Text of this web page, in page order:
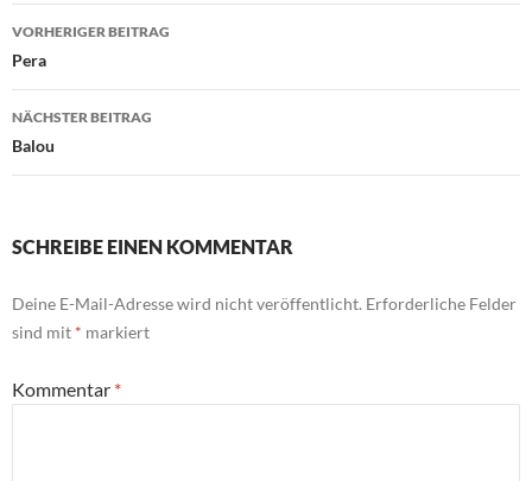
Beitragsnavigation
VORHERIGER BEITRAG
Pera
NÄCHSTER BEITRAG
Balou
SCHREIBE EINEN KOMMENTAR
Deine E-Mail-Adresse wird nicht veröffentlicht. Erforderliche Felder
sind mit * markiert
Kommentar *